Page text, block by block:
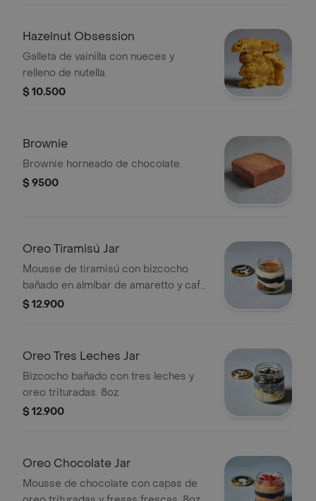
Hazelnut Obsession
Galleta de vainilla con nueces y
relleno de nutella.
$ 10.500
Brownie
Brownie horneado de chocolate.
$ 9500
Oreo Tiramisú Jar
Mousse de tiramisú con bizcocho
bañado en almíbar de amaretto y café
con oreo trituradas. 8oz
$ 12.900
Oreo Tres Leches Jar
Bizcocho bañado con tres leches y
oreo trituradas. 8oz
$ 12.900
Oreo Chocolate Jar
Mousse de chocolate con capas de